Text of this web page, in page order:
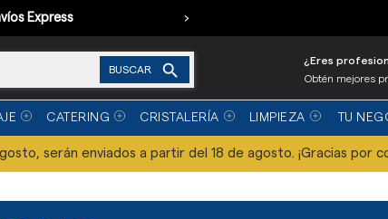
Express Equipo
›
BUSCAR 
¿Eres
Obtén mejores
CATERING CRISTALERÍA LIMPIEZA TU
serán enviados a partir del 18 de agosto. ¡Gracias por